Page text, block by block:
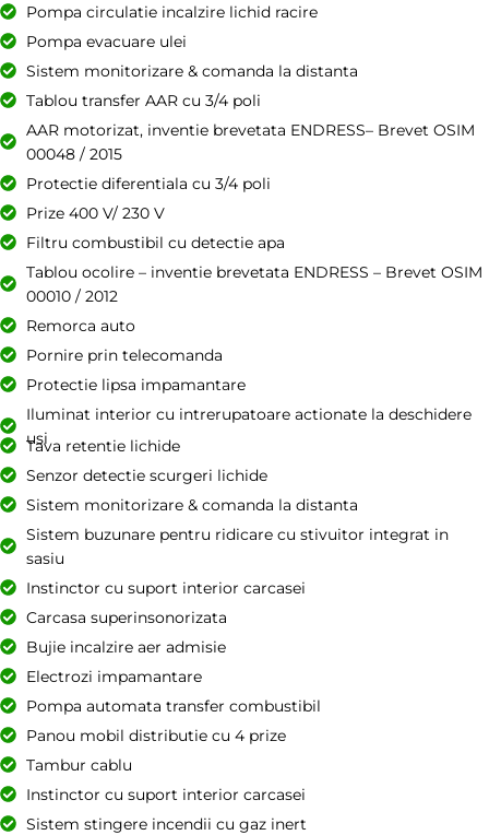
Pompa circulatie incalzire lichid racire
Pompa evacuare ulei
Sistem monitorizare & comanda la distanta
Tablou transfer AAR cu 3/4 poli
AAR motorizat, inventie brevetata ENDRESS– Brevet OSIM
00048 / 2015
Protectie diferentiala cu 3/4 poli
Prize 400 V/ 230 V
Filtru combustibil cu detectie apa
Tablou ocolire – inventie brevetata ENDRESS – Brevet OSIM
00010 / 2012
Remorca auto
Pornire prin telecomanda
Protectie lipsa impamantare
Iluminat interior cu intrerupatoare actionate la deschidere
usi
Tava retentie lichide
Senzor detectie scurgeri lichide
Sistem monitorizare & comanda la distanta
Sistem buzunare pentru ridicare cu stivuitor integrat in
sasiu
Instinctor cu suport interior carcasei
Carcasa superinsonorizata
Bujie incalzire aer admisie
Electrozi impamantare
Pompa automata transfer combustibil
Panou mobil distributie cu 4 prize
Tambur cablu
Instinctor cu suport interior carcasei
Sistem stingere incendii cu gaz inert